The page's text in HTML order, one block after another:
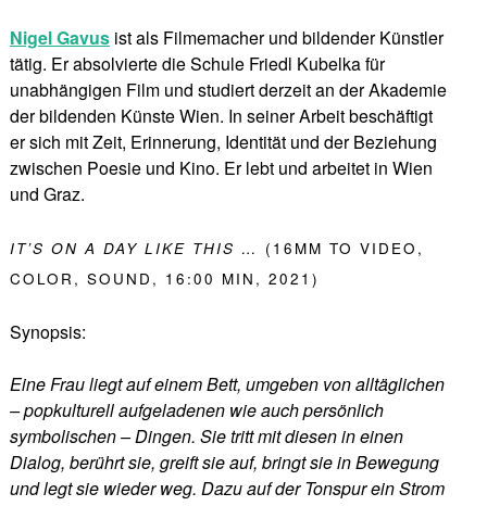
Nigel Gavusist als Filmemacher und bildender Künstler
tätig. Er absolvierte die Schule Friedl Kubelka für
unabhängigen Film und studiert derzeit an der Akademie
der bildenden Künste Wien. In seiner Arbeit beschäftigt
er sich mit Zeit, Erinnerung, Identität und der Beziehung
zwischen Poesie und Kino. Er lebt und arbeitet in Wien
und Graz.
IT’S ON A DAY LIKE THIS … (16MM TO VIDEO,
COLOR, SOUND, 16:00 MIN, 2021)
Synopsis:
Eine Frau liegt auf einem Bett, umgeben von alltäglichen
– popkulturell aufgeladenen wie auch persönlich
symbolischen – Dingen. Sie tritt mit diesen in einen
Dialog, berührt sie, greift sie auf, bringt sie in Bewegung
und legt sie wieder weg. Dazu auf der Tonspur ein Strom